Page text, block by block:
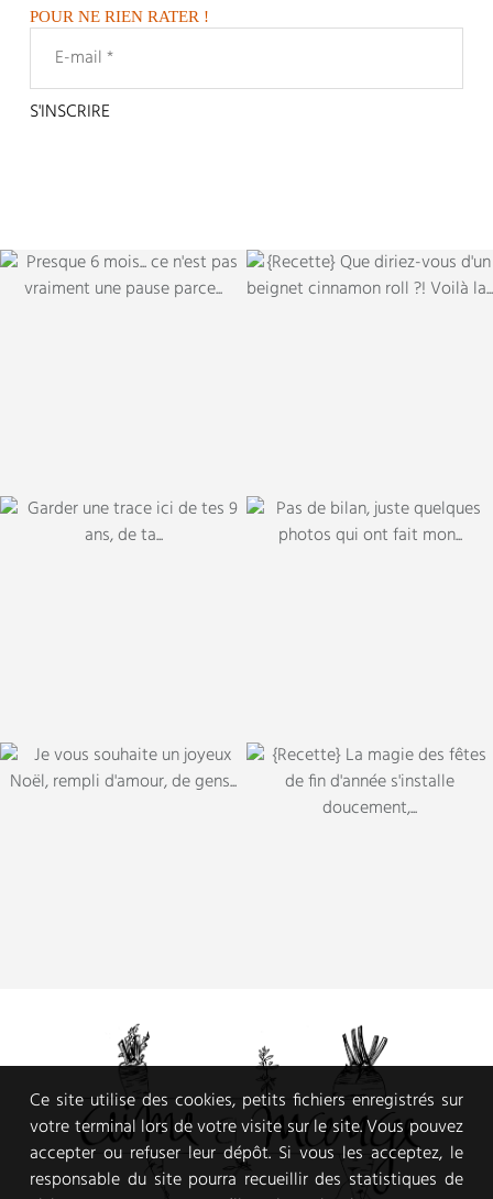
POUR NE RIEN RATER !
Ce site utilise des cookies, petits fichiers enregistrés sur
votre terminal lors de votre visite sur le site. Vous pouvez
accepter ou refuser leur dépôt. Si vous les acceptez, le
responsable du site pourra recueillir des statistiques de